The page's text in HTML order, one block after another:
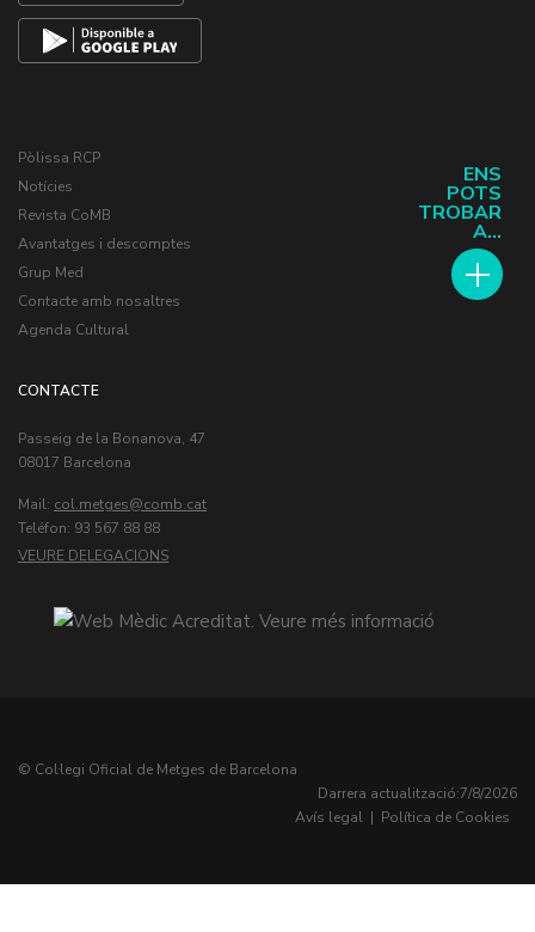
ENS
POTS
TROBAR
A...
Pòlissa RCP
Notícies
Revista CoMB
Avantatges i descomptes
Grup Med
Contacte amb nosaltres
Agenda Cultural
CONTACTE
Passeig de la Bonanova, 47
08017 Barcelona
Mail: col.metges
Teléfon: 93 567 88 88
VEURE DELEGACIONS
© Col·legi Oficial de Metges de Barcelona
Darrera actualització:7/8/2026
Avís legal | Política de Cookies